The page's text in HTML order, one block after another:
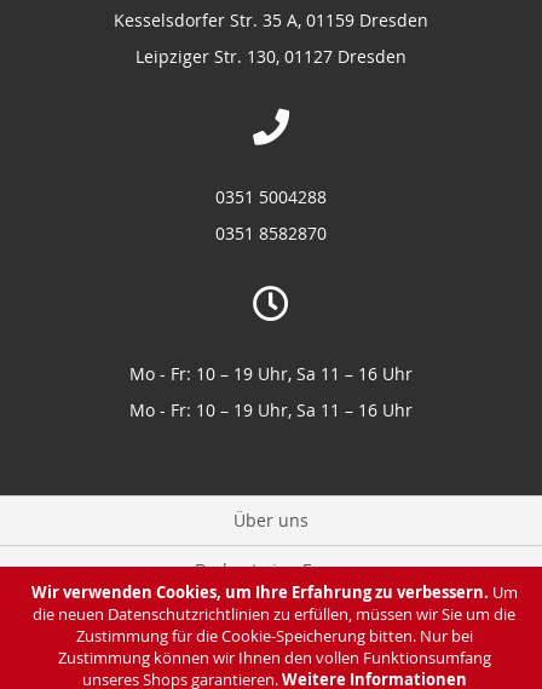
Wir verwenden Cookies, um Ihre Erfahrung zu verbessern. Um
die neuen Datenschutzrichtlinien zu erfüllen, müssen wir Sie um die
Zustimmung für die Cookie-Speicherung bitten. Nur bei
Zustimmung können wir Ihnen den vollen Funktionsumfang
unseres Shops garantieren.Weitere Informationen
Kesselsdorfer Str. 35 A, 01159 Dresden
Leipziger Str. 130, 01127 Dresden
0351 5004288
0351 8582870
Mo - Fr: 10 – 19 Uhr, Sa 11 – 16 Uhr
Mo - Fr: 10 – 19 Uhr, Sa 11 – 16 Uhr
Über uns
Du hast eine Frage
Zahlung & Lieferung
Datenschutz